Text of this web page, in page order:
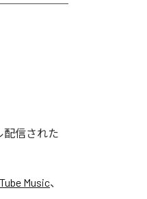
配信された
Music、